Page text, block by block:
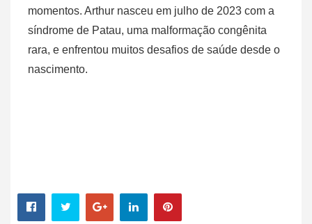
momentos. Arthur nasceu em julho de 2023 com a
síndrome de Patau, uma malformação congênita
rara, e enfrentou muitos desafios de saúde desde o
nascimento.